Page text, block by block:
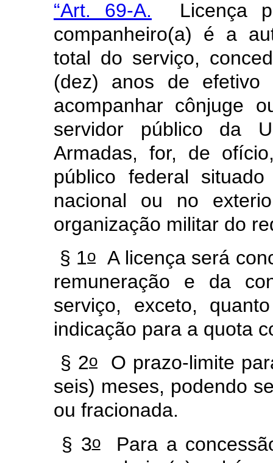
“Art. 69-A. Licença
companheiro(a) é a
total do serviço,
(dez) anos de
acompanhar cônjuge
servidor público da
Armadas, for, de
público federal
nacional ou no
organização militar do
§ 1oA licença será
remuneração e da
serviço, exceto,
indicação para a quota
§ 2o O prazo-limite
seis) meses, podendo
ou fracionada.
§ 3oPara a